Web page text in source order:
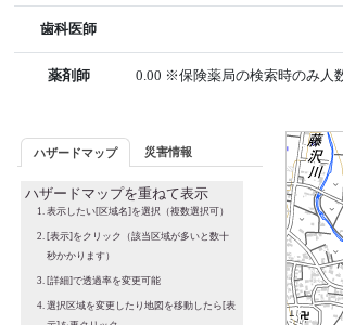
歯科医師
薬剤師 0.00 ※保険薬局の検索時のみ人
ハザードマップ 災害情報
ハザードマップを重ねて表示
表示したい[区域名]を選択（複数選択可）
[表示]をクリック（該当区域が多いと数十
秒かかります）
[詳細]で透過率を変更可能
選択区域を変更したり地図を移動したら[表